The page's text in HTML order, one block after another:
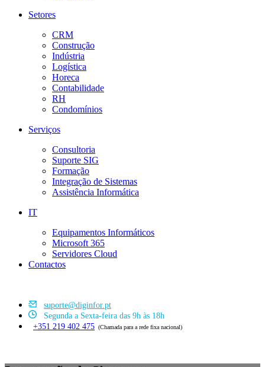
Setores
CRM
Construção
Indústria
Logística
Horeca
Contabilidade
RH
Condomínios
Serviços
Consultoria
Suporte SIG
Formação
Integração de Sistemas
Assistência Informática
IT
Equipamentos Informáticos
Microsoft 365
Servidores Cloud
Contactos
suporte@diginfor.pt
Segunda a Sexta-feira das 9h às 18h
+351 219 402 475 (Chamada para a rede fixa nacional)